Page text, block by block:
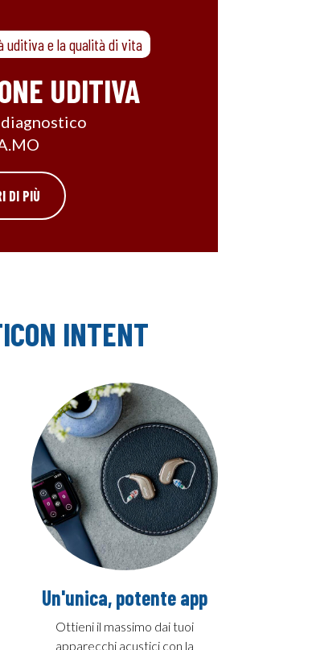
uditiva e la qualità di vita
UDITIVA
DI PIÙ
INTENT
Un'unica, potente app
Ottieni il massimo dai tuoi
apparecchi acustici con la